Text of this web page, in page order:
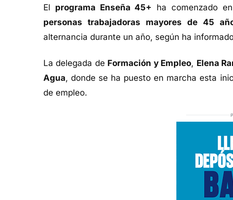
El programa Enseña 45+ ha comenzado en
personas trabajadoras mayores de 45
alternancia durante un año, según ha
La delegada de Formación y Empleo, Elena
Agua, donde se ha puesto en marcha esta
de empleo.